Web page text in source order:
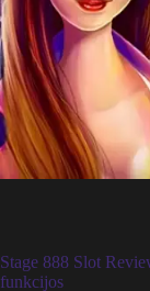
Stage 888 Slot
funkcijos